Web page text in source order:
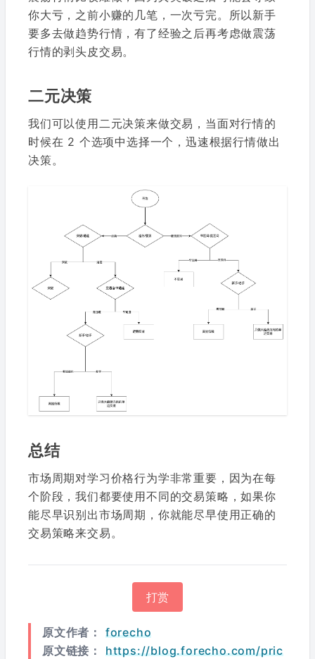
你大亏，之前小赚的几笔，一次亏完。所以新手
要多去做趋势行情，有了经验之后再考虑做震荡
行情的剥头皮交易。
二元决策
我们可以使用二元决策来做交易，当面对行情的
时候在 2 个选项中选择一个，迅速根据行情做出
决策。
总结
市场周期对学习价格行为学非常重要，因为在每
个阶段，我们都要使用不同的交易策略，如果你
能尽早识别出市场周期，你就能尽早使用正确的
交易策略来交易。
打赏
原文作者：
forecho
原文链接：
https://blog.forecho.com/pric